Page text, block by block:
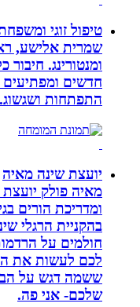
טיפול זוגי ומשפחתי
שמרית אלישע, ראשון
ומנטורינג. חיבור
חדשים ומפתיעים
התפתחות ושגשוג.
יועצת שינה מאיה
מאיה פולק יועצת
ומדריכת הורים
בהקניית הרגלי שינה
חולמים על הרדמות
לכם לעשות את
ששמה דגש על
שלכם- אני פה.